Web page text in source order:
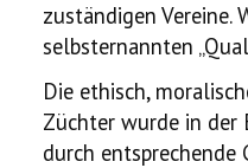
zuständigen Vereine.
selbsternannten
Die ethisch,
Züchter wurde in der
durch entsprechende